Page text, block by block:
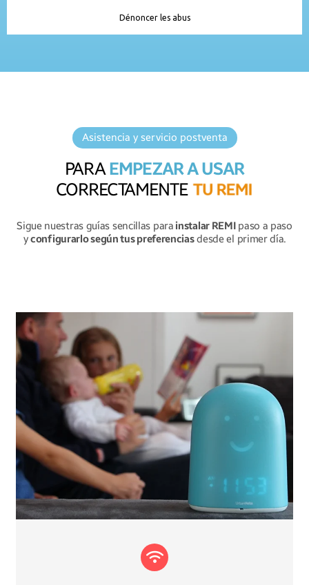
Asistencia y servicio postventa
PARAEMPEZAR A USAR
CORRECTAMENTE TU REMI
Sigue nuestras guías sencillas parainstalar REMIpaso a paso
yconfigurarlo según tus preferenciasdesde el primer día.